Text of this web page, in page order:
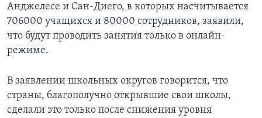
Анджелесе и Сан-Диего, в которых насчитывается
706000 учащихся и 80000 сотрудников, заявили,
что будут проводить занятия только в онлайн-
режиме.
В заявлении школьных округов говорится, что
страны, благополучно открывшие свои школы,
сделали это только после снижения уровня